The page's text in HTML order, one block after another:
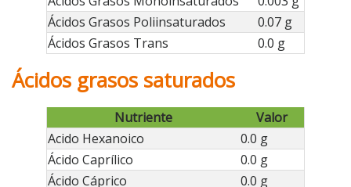
Ácidos Grasos Poliinsaturados
0.07 g
Ácidos Grasos Trans
0.0 g
Ácidos grasos saturados
Nutriente
Valor
Acido Hexanoico
0.0 g
Ácido Caprílico
0.0 g
Ácido Cáprico
0.0 g